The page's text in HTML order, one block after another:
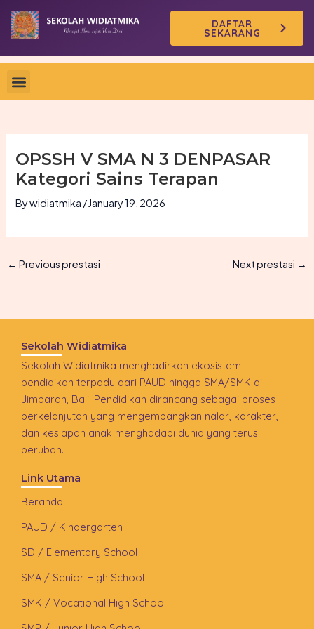
Skip
content
DAFTAR
SEKARANG
OPSSH V SMA N 3 DENPASAR
Kategori Sains Terapan
Bywidiatmika /January 19, 2026
← Previous prestasi Next prestasi →
Sekolah Widiatmika
Sekolah Widiatmika menghadirkan ekosistem
pendidikan terpadu dari PAUD hingga SMA/SMK di
Jimbaran, Bali. Pendidikan dirancang sebagai proses
berkelanjutan yang mengembangkan nalar, karakter,
dan kesiapan anak menghadapi dunia yang terus
berubah.
Link Utama
Beranda
PAUD / Kindergarten
SD / Elementary School
SMA / Senior High School
SMK / Vocational High School